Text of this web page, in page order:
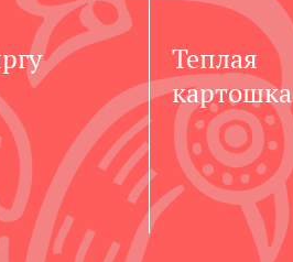
Теплая
картошка